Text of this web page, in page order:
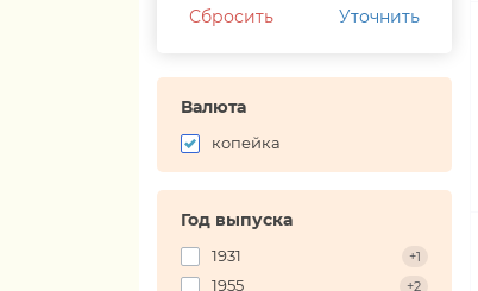
Сбросить Уточнить
Валюта
копейка
Год выпуска
1931 +1
1955 +2